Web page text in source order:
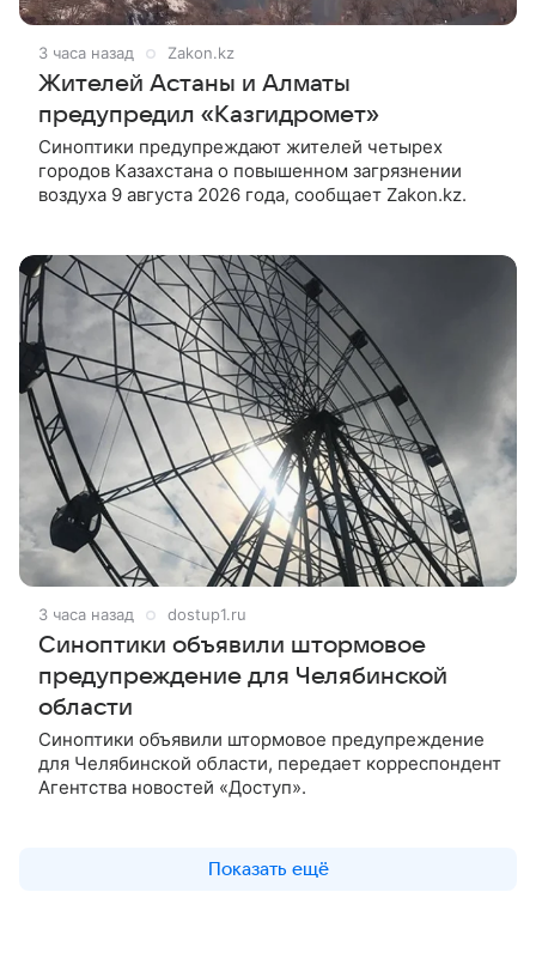
3 часа назад Zakon.kz
Жителей Астаны и Алматы
предупредил «Казгидромет»
Синоптики предупреждают жителей четырех
городов Казахстана о повышенном загрязнении
воздуха 9 августа 2026 года, сообщает Zakon.kz.
3 часа назад dostup1.ru
Синоптики объявили штормовое
предупреждение для Челябинской
области
Синоптики объявили штормовое предупреждение
для Челябинской области, передает корреспондент
Агентства новостей «Доступ».
Показать ещё